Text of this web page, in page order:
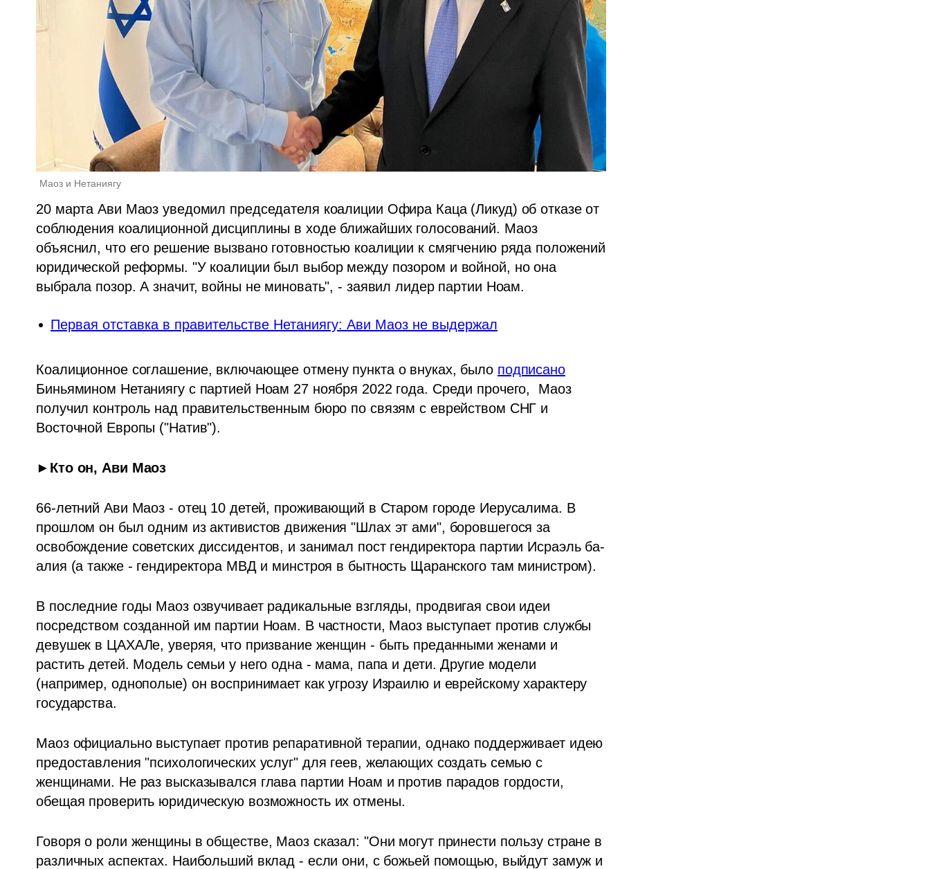
Маоз и Нетаниягу
20 марта Ави Маоз уведомил председателя коалиции Офира Каца (Ликуд) об отказе от
соблюдения коалиционной дисциплины в ходе ближайших голосований. Маоз
объяснил, что его решение вызвано готовностью коалиции к смягчению ряда положений
юридической реформы. "У коалиции был выбор между позором и войной, но она
выбрала позор. А значит, войны не миновать", - заявил лидер партии Ноам.
Первая отставка в правительстве Нетаниягу: Ави Маоз не выдержал
Коалиционное соглашение, включающее отмену пункта о внуках, было подписано
Биньямином Нетаниягу с партией Ноам 27 ноября 2022 года. Среди прочего,  Маоз
получил контроль над правительственным бюро по связям с еврейством СНГ и
Восточной Европы ("Натив").
►Кто он, Ави Маоз
66-летний Ави Маоз - отец 10 детей, проживающий в Старом городе Иерусалима. В
прошлом он был одним из активистов движения "Шлах эт ами", боровшегося за
освобождение советских диссидентов, и занимал пост гендиректора партии Исраэль ба-
алия (а также - гендиректора МВД и минстроя в бытность Щаранского там министром).
В последние годы Маоз озвучивает радикальные взгляды, продвигая свои идеи
посредством созданной им партии Ноам. В частности, Маоз выступает против службы
девушек в ЦАХАЛе, уверяя, что призвание женщин - быть преданными женами и
растить детей. Модель семьи у него одна - мама, папа и дети. Другие модели
(например, однополые) он воспринимает как угрозу Израилю и еврейскому характеру
государства.
Маоз официально выступает против репаративной терапии, однако поддерживает идею
предоставления "психологических услуг" для геев, желающих создать семью с
женщинами. Не раз высказывался глава партии Ноам и против парадов гордости,
обещая проверить юридическую возможность их отмены.
Говоря о роли женщины в обществе, Маоз сказал: "Они могут принести пользу стране в
различных аспектах. Наибольший вклад - если они, с божьей помощью, выйдут замуж и